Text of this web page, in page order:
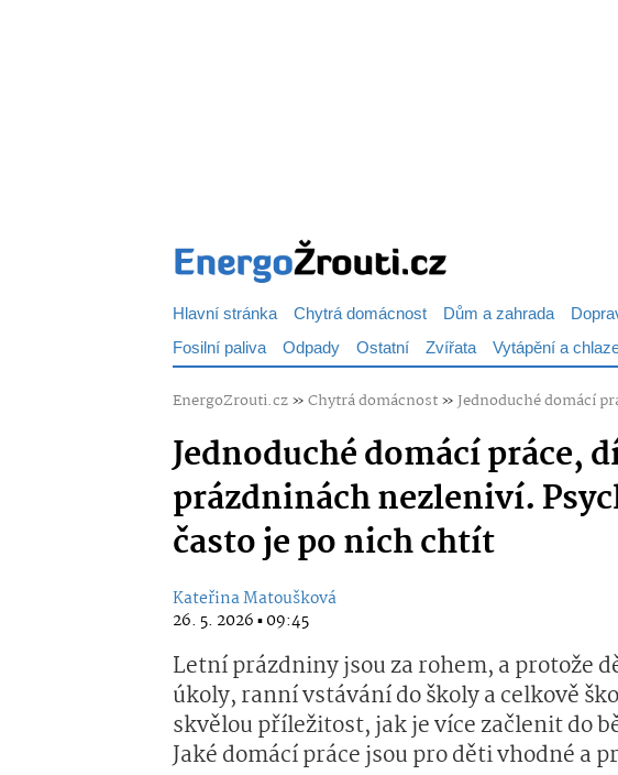
Hlavní stránka Chytrá domácnost Dům a zahrada
Fosilní paliva Odpady Ostatní Zvířata Vytápění a
EnergoZrouti.cz»Chytrá domácnost» Jednoduché domácí
Jednoduché domácí práce,
prázdninách nezleniví.
často je po nich chtít
Kateřina Matoušková
26. 5. 2026 ▪ 09:45
Letní prázdniny jsou za rohem, a protože
úkoly, ranní vstávání do školy a celkově
skvělou příležitost, jak je více začlenit do
Jaké domácí práce jsou pro děti vhodné a